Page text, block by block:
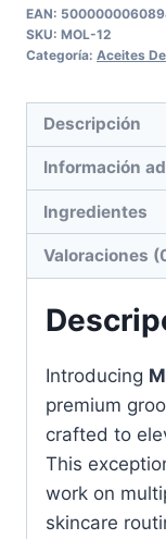
£
Oil
-
cantidad
EAN:
SKU: MOL-12
Categoría: Aceites
Descripción
Información
Ingredientes
Valoraciones
Introducing
premium
crafted to
This
work on
skincare